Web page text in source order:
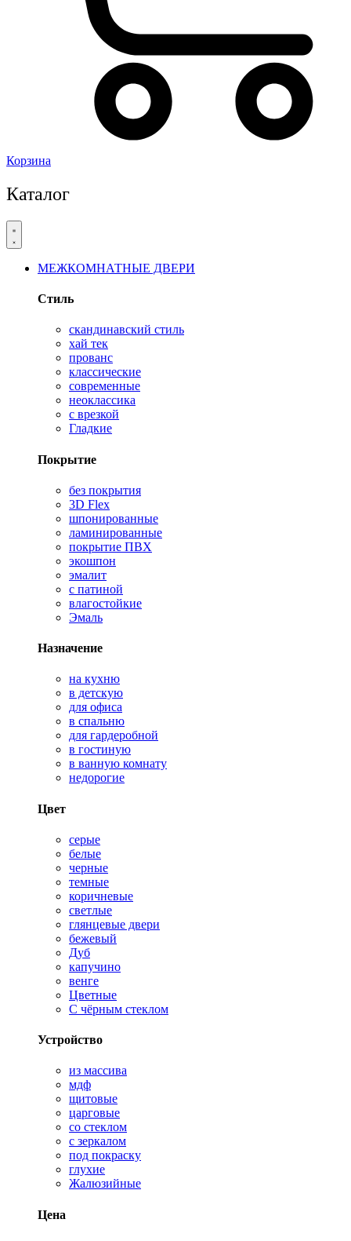
Корзина
Каталог
МЕЖКОМНАТНЫЕ ДВЕРИ
Стиль
скандинавский стиль
хай тек
прованс
классические
современные
неоклассика
с врезкой
Гладкие
Покрытие
без покрытия
3D Flex
шпонированные
ламинированные
покрытие ПВХ
экошпон
эмалит
с патиной
влагостойкие
Эмаль
Назначение
на кухню
в детскую
для офиса
в спальню
для гардеробной
в гостиную
в ванную комнату
недорогие
Цвет
серые
белые
черные
темные
коричневые
светлые
глянцевые двери
бежевый
Дуб
капучино
венге
Цветные
С чёрным стеклом
Устройство
из массива
мдф
щитовые
царговые
со стеклом
с зеркалом
под покраску
глухие
Жалюзийные
Цена